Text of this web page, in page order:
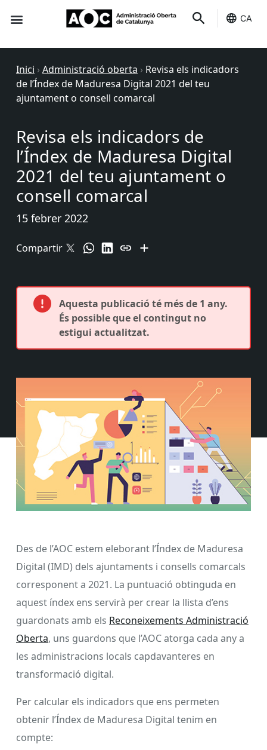
CA
Inici › Administració oberta › Revisa els indicadors
de l’Índex de Maduresa Digital 2021 del teu
ajuntament o consell comarcal
Revisa els indicadors de
l’Índex de Maduresa Digital
2021 del teu ajuntament o
consell comarcal
15 febrer 2022
Compartir
Aquesta publicació té més de 1 any.
És possible que el contingut no
estigui actualitzat.
Des de l’AOC estem eleborant l’Índex de Maduresa
Digital (IMD) dels ajuntaments i consells comarcals
corresponent a 2021. La puntuació obtinguda en
aquest índex ens servirà per crear la llista d’ens
guardonats amb els Reconeixements Administració
Oberta, uns guardons que l’AOC atorga cada any a
les administracions locals capdavanteres en
transformació digital.
Per calcular els indicadors que ens permeten
obtenir l’Índex de Maduresa Digital tenim en
compte: